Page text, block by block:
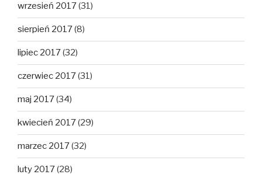
wrzesień 2017(31)
sierpień 2017(8)
lipiec 2017(32)
czerwiec 2017(31)
maj 2017(34)
kwiecień 2017(29)
marzec 2017(32)
luty 2017(28)